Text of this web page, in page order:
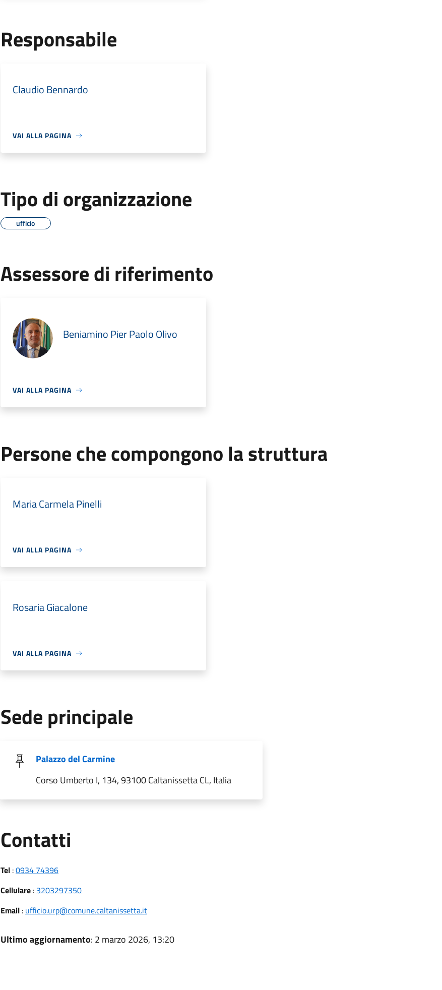
Responsabile
Claudio Bennardo
VAI ALLA PAGINA
Tipo di organizzazione
ufficio
Assessore di riferimento
Beniamino Pier Paolo Olivo
VAI ALLA PAGINA
Persone che compongono la struttura
Maria Carmela Pinelli
VAI ALLA PAGINA
Rosaria Giacalone
VAI ALLA PAGINA
Sede principale
Palazzo del Carmine
Corso Umberto I, 134, 93100 Caltanissetta CL, Italia
Contatti
Tel:0934 74396
Cellulare: 3203297350
Email: ufficio.urp@comune.caltanissetta.it
Ultimo aggiornamento: 2 marzo 2026, 13:20